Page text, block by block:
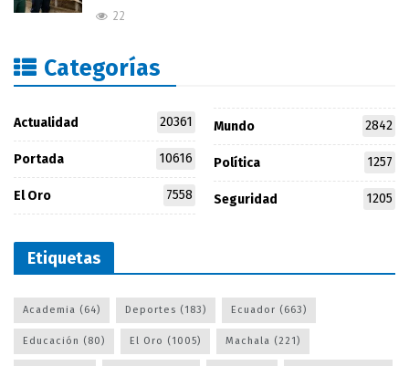
22
Categorías
Actualidad 20361
Portada 10616
El Oro 7558
Mundo 2842
Política 1257
Seguridad 1205
Etiquetas
Academia (64) Deportes (183) Ecuador (663)
Educación (80) El Oro (1005) Machala (221)